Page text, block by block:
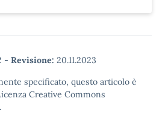
- Revisione: 20.11.2023
specificato, questo articolo è
Creative Commons